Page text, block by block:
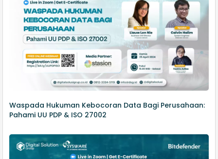
Waspada Hukuman Kebocoran Data Bagi Perusahaan:
Pahami UU PDP & ISO 27002